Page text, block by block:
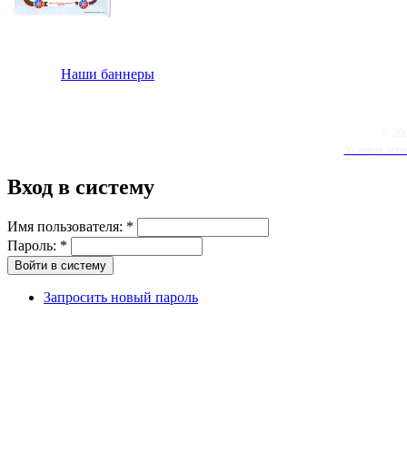
Наши баннеры
Вход в систему
Имя пользователя: *
Пароль: *
Запросить новый пароль